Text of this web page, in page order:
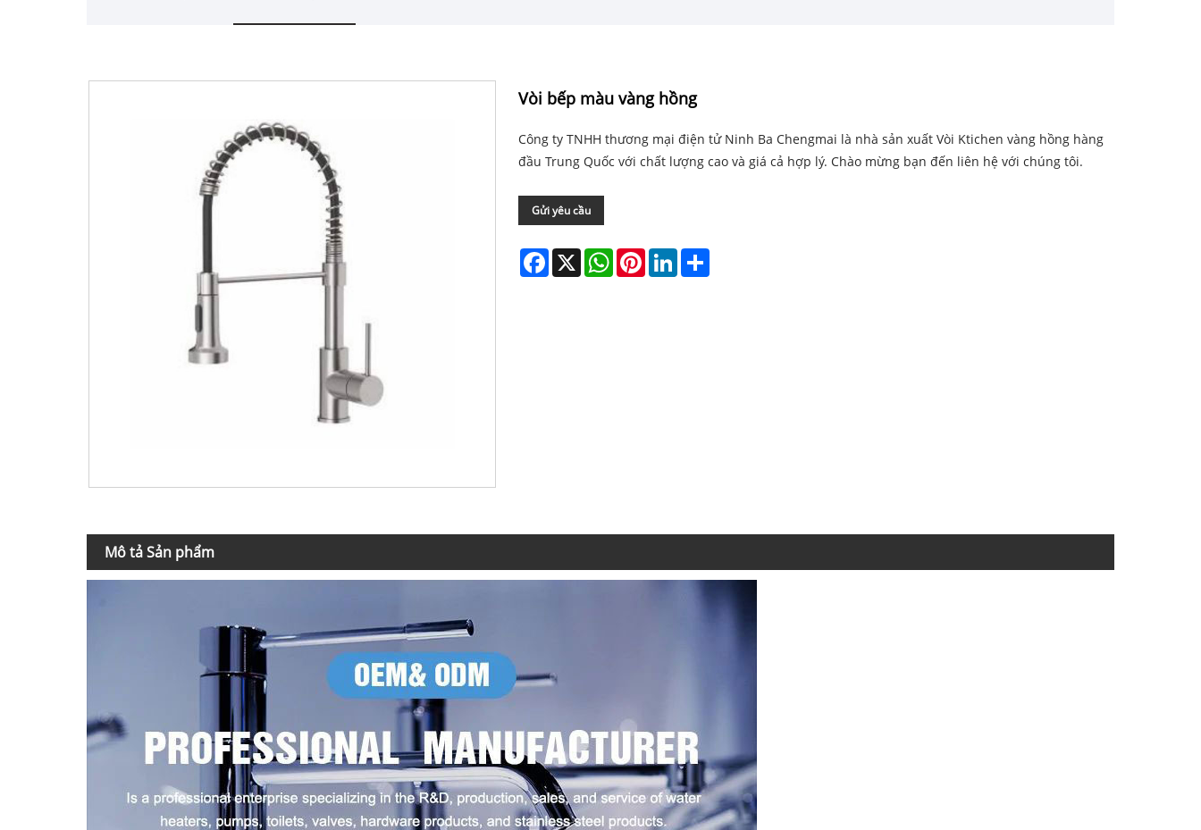
Vòi bếp màu vàng hồng
Công ty TNHH thương mại điện tử Ninh Ba Chengmai là nhà sản xuất Vòi Ktichen vàng hồng hàng
đầu Trung Quốc với chất lượng cao và giá cả hợp lý. Chào mừng bạn đến liên hệ với chúng tôi.
Gửi yêu cầu
Facebook
X WhatsAppPinterestLinkedIn
Mô tả Sản phẩm